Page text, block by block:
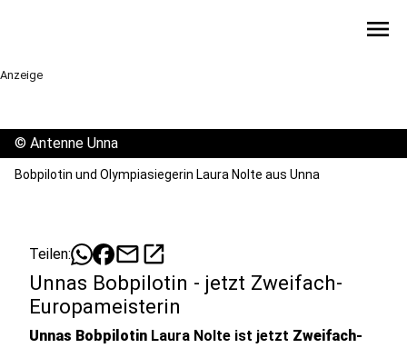
menu
Anzeige
© Antenne Unna
Bobpilotin und Olympiasiegerin Laura Nolte aus Unna
Teilen: mailopen_in_new
Unnas Bobpilotin - jetzt Zweifach-
Europameisterin
Unnas Bobpilotin Laura Nolte ist jetzt Zweifach-